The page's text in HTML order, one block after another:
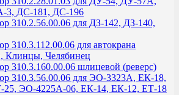
3, ДС-181, ДС-196
310.2.56.00.06 для ДЗ-142, ДЗ-140,
310.3.112.00.06 для автокрана
Клинцы, Челябинец
310.3.160.00.06 шлицевой (реверс)
310.3.56.00.06 для ЭО-3323А, ЕК-18,
25, ЭО-4225А-06, ЕК-14, ЕК-12, ЕТ-18